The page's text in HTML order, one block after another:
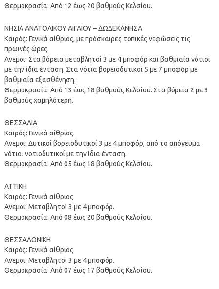
Θερμοκρασία: Από 12 έως 20 βαθμούς Κελσίου.
ΝΗΣΙΑ ΑΝΑΤΟΛΙΚΟΥ ΑΙΓΑΙΟΥ – ΔΩΔΕΚΑΝΗΣΑ
Καιρός: Γενικά αίθριος, με πρόσκαιρες τοπικές νεφώσεις τις
πρωινές ώρες.
Ανεμοι: Στα βόρεια μεταβλητοί 3 με 4 μποφόρ και βαθμιαία νότιοι
με την ίδια ένταση. Στα νότια βορειοδυτικοί 5 με 7 μποφόρ με
βαθμιαία εξασθένηση.
Θερμοκρασία: Από 13 έως 18 βαθμούς Κελσίου. Στα βόρεια 2 με 3
βαθμούς χαμηλότερη.
ΘΕΣΣΑΛΙΑ
Καιρός: Γενικά αίθριος.
Ανεμοι: Δυτικοί βορειοδυτικοί 3 με 4 μποφόρ, από το απόγευμα
νότιοι νοτιοδυτικοί με την ίδια ένταση.
Θερμοκρασία: Από 05 έως 18 βαθμούς Κελσίου.
ΑΤΤΙΚΗ
Καιρός: Γενικά αίθριος.
Ανεμοι: Μεταβλητοί 3 με 4 μποφόρ.
Θερμοκρασία: Από 08 έως 20 βαθμούς Κελσίου.
ΘΕΣΣΑΛΟΝΙΚΗ
Καιρός: Γενικά αίθριος.
Ανεμοι: Μεταβλητοί 3 με 4 μποφόρ.
Θερμοκρασία: Από 07 έως 17 βαθμούς Κελσίου.